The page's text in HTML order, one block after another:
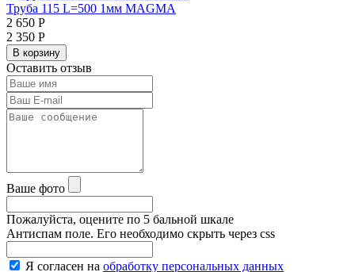
Труба 115 L=500 1мм MAGMА
2 650 Р
2 350 Р
В корзину
Оставить отзыв
Ваше фото
Пожалуйста, оцените по 5 бальной шкале
Антиспам поле. Его необходимо скрыть через css
Я согласен на обработку персональных данных